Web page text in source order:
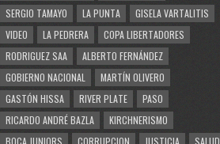
SERGIO TAMAYO
LA PUNTA
GISELA VARTALITIS
VIDEO
LA PEDRERA
COPA LIBERTADORES
RODRIGUEZ SAA
ALBERTO FERNÁNDEZ
GOBIERNO NACIONAL
MARTÍN OLIVERO
GASTÓN HISSA
RIVER PLATE
PASO
RICARDO ANDRÉ BAZLA
KIRCHNERISMO
BOCA JUNIORS
CORRUPCION JUSTICIA
SALUD